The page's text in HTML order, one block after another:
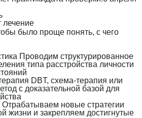
лечение
было проще понять, с чего
Проводим структурированное
типа расстройства личности
DBT, схема-терапия или
с доказательной базой для
Отрабатываем новые стратегии
жизни и закрепляем достигнутые